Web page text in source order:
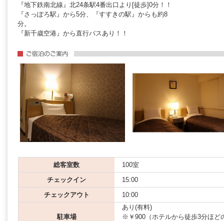
『地下鉄南北線』北24条駅4番出口より[徒歩]0分！！
『さっぽろ駅』から5分、『すすきの駅』からも約8
分。
『新千歳空港』から直行バスあり！！
総客室数
100室
チェックイン
15:00
チェックアウト
10:00
駐車場
あり(有料)
※￥900（ホテルから徒歩3分ほど